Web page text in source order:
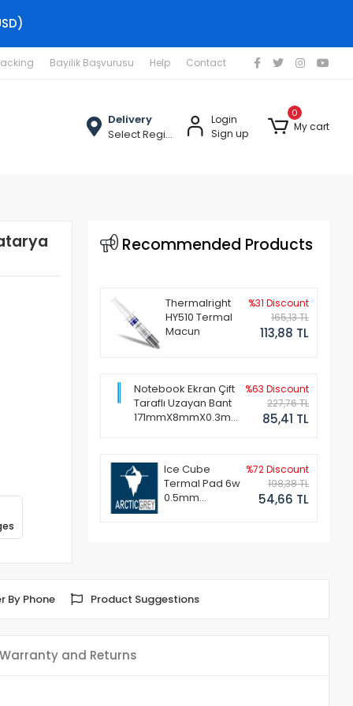
Bayilik Başvurusu Help Contact
Delivery
Select Region
Login
Sign up
0
My cart
Recommended Products
Thermalright
HY510 Termal
Macun
%31 Discount
165,13 TL
113,88 TL
Notebook Ekran Çift
Taraflı Uzayan Bant
171mmX8mmX0.3mm
%63 Discount
227,76 TL
85,41 TL
Ice Cube
Termal Pad 6w
0.5mm
%72 Discount
198,38 TL
54,66 TL
By Phone Product Suggestions
Warranty and Returns